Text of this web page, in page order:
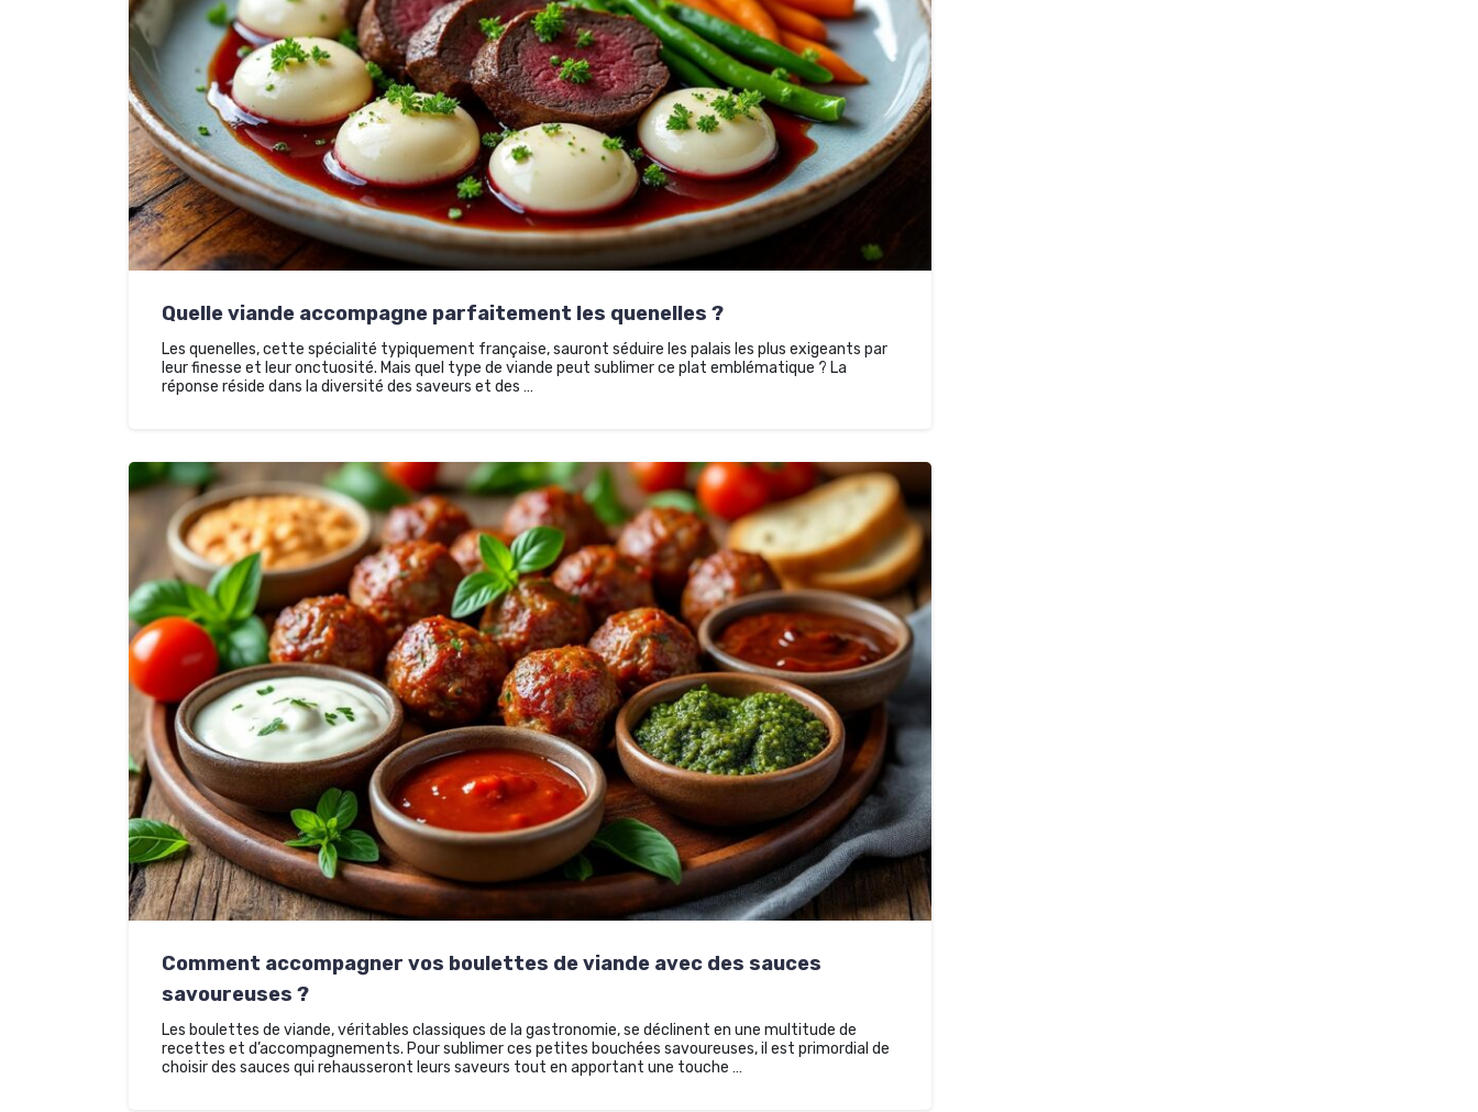
Quelle viande accompagne parfaitement les quenelles ?
Les quenelles, cette spécialité typiquement française, sauront séduire les palais les plus exigeants par
leur finesse et leur onctuosité. Mais quel type de viande peut sublimer ce plat emblématique ? La
réponse réside dans la diversité des saveurs et des …
Comment accompagner vos boulettes de viande avec des sauces
savoureuses ?
Les boulettes de viande, véritables classiques de la gastronomie, se déclinent en une multitude de
recettes et d’accompagnements. Pour sublimer ces petites bouchées savoureuses, il est primordial de
choisir des sauces qui rehausseront leurs saveurs tout en apportant une touche …